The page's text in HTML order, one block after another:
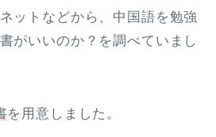
ットなどから、中国語を勉強
がいいのか？を調べていまし
を用意しました。